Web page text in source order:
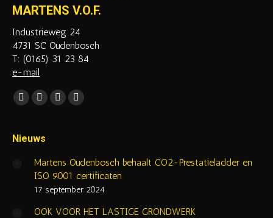
MARTENS V.O.F.
Industrieweg 24
4731 SC Oudenbosch
T: (0165) 31 23 84
e-mail
Vind ons op:
Facebook
opens
new
window
YouTube
opens
new
window
Mail
new
window
Website
new
Nieuws
Martens Oudenbosch behaalt CO2-Prestatieladder en
ISO 9001 certificaten
17 september 2024
OOK VOOR HET LASTIGE GRONDWERK